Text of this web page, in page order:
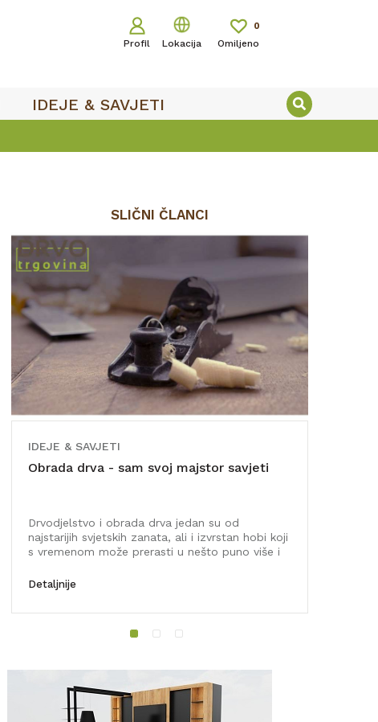
Profil Lokacija Omiljeno
0
IDEJE & SAVJETI
SLIČNI ČLANCI
IDEJE & SAVJETI
Obrada drva - sam svoj majstor savjeti
Drvodjelstvo i obrada drva jedan su od
najstarijih svjetskih zanata, ali i izvrstan hobi koji
s vremenom može prerasti u nešto puno više i
Detaljnije
1 2 3